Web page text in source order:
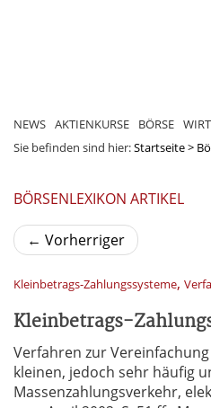
NEWS AKTIENKURSE BÖRSE
Sie befinden sind hier:Startseite>
BÖRSENLEXIKON ARTIKEL
← Vorherriger
Kleinbetrags-Zahlungssysteme,
Kleinbetrags-
Verfahren zur
kleinen, jedoch sehr häufig
Massenzahlungsverkehr,